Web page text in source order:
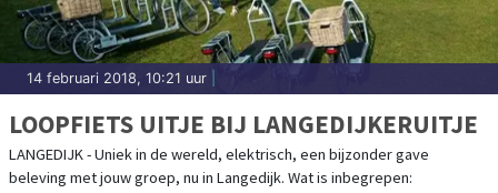
14 februari 2018, 10:21 uur
LOOPFIETS UITJE BIJ LANGEDIJKERUITJE
LANGEDIJK - Uniek in de wereld, elektrisch, een bijzonder gave
beleving met jouw groep, nu in Langedijk. Wat is inbegrepen: